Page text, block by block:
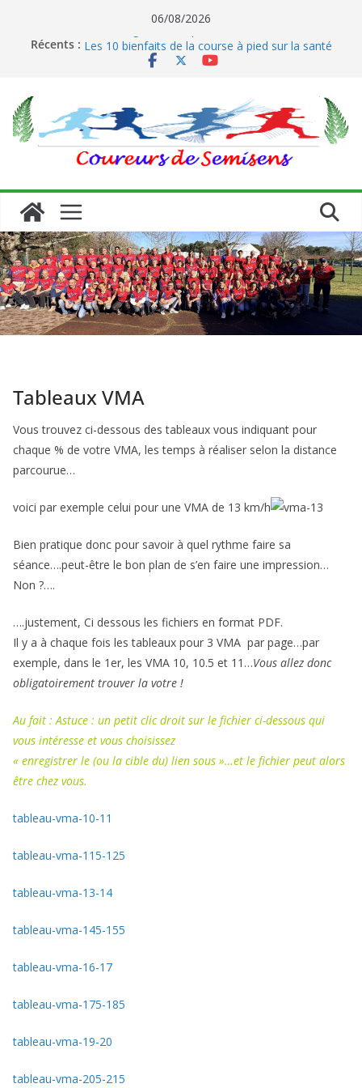
06/08/2026
Récents : Les 10 bienfaits de la course à pied sur la santé
Tableaux VMA
Vous trouvez ci-dessous des tableaux vous indiquant pour
chaque % de votre VMA, les temps à réaliser selon la distance
parcourue…
voici par exemple celui pour une VMA de 13 km/h
Bien pratique donc pour savoir à quel rythme faire sa
séance….peut-être le bon plan de s’en faire une impression…
Non ?….
….justement, Ci dessous les fichiers en format PDF.
Il y a à chaque fois les tableaux pour 3 VMA par page…par
exemple, dans le 1er, les VMA 10, 10.5 et 11…Vous allez donc
obligatoirement trouver la votre !
Au fait : Astuce : un petit clic droit sur le fichier ci-dessous qui
vous intéresse et vous choisissez
« enregistrer le (ou la cible du) lien sous »…et le fichier peut alors
être chez vous.
tableau-vma-10-11
tableau-vma-115-125
tableau-vma-13-14
tableau-vma-145-155
tableau-vma-16-17
tableau-vma-175-185
tableau-vma-19-20
tableau-vma-205-215